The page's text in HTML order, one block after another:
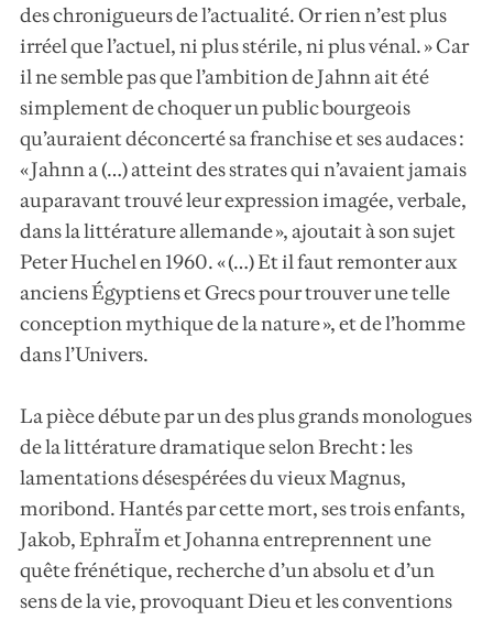
des chronigueurs de l’actualité. Or rien n’est plus
irréel que l’actuel, ni plus stérile, ni plus vénal. » Car
il ne semble pas que l’ambition de Jahnn ait été
simplement de choquer un public bourgeois
qu’auraient déconcerté sa franchise et ses audaces :
« Jahnn a (…) atteint des strates qui n’avaient jamais
auparavant trouvé leur expression imagée, verbale,
dans la littérature allemande », ajoutait à son sujet
Peter Huchel en 1960. « (…) Et il faut remonter aux
anciens Égyptiens et Grecs pour trouver une telle
conception mythique de la nature », et de l’homme
dans l’Univers.
La pièce débute par un des plus grands monologues
de la littérature dramatique selon Brecht : les
lamentations désespérées du vieux Magnus,
moribond. Hantés par cette mort, ses trois enfants,
Jakob, EphraÏm et Johanna entreprennent une
quête frénétique, recherche d’un absolu et d’un
sens de la vie, provoquant Dieu et les conventions